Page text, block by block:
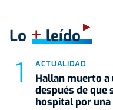
Lo +leído
ACTUALIDAD
Hallan muerto a
después de que
hospital por